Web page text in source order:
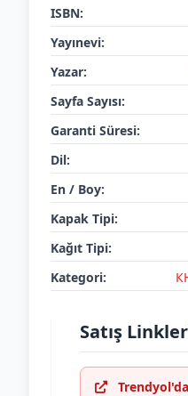
ISBN:
Yayınevi:
Yazar:
Sayfa Sayısı:
Garanti Süresi:
Dil:
En / Boy:
Kapak Tipi:
Kağıt Tipi:
Kategori:
Satış